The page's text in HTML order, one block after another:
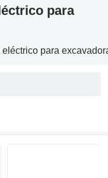
para
para